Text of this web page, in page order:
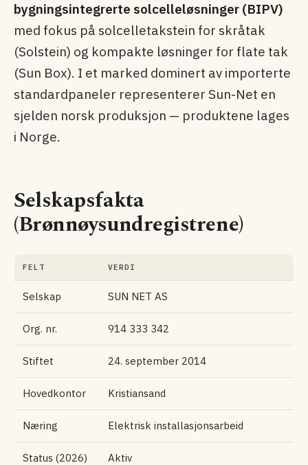
bygningsintegrerte solcelle­løsninger (BIPV)
med fokus på solcelletakstein for skråtak
(Solstein) og kompakte løsninger for flate tak
(Sun Box). I et marked dominert av importerte
standardpaneler representerer Sun-Net en
sjelden norsk produksjon — produktene lages
i Norge.
Selskapsfakta
(Brønnøysundregistrene)
FELT VERDI
Selskap SUN NET AS
Org. nr. 914 333 342
Stiftet 24. september 2014
Hovedkontor Kristiansand
Næring Elektrisk installasjonsarbeid
Status (2026) Aktiv